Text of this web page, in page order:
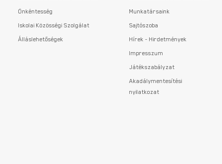
Önkéntesség
Iskolai Közösségi Szolgálat
Álláslehetőségek
Munkatársaink
Sajtószoba
Hírek - Hirdetmények
Impresszum
Játékszabályzat
Akadálymentesítési
nyilatkozat